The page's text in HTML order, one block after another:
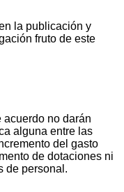
la publicación y
fruto de este
acuerdo no darán
alguna entre las
del gasto
de dotaciones ni
de personal.